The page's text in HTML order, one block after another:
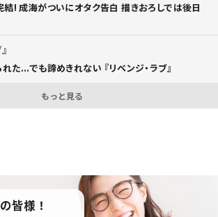
結! 成海がついにオタク告白 描きおろしでは後日
た...でも諦めきれない 『リベンジ・ラブ』
もっと見る
皆様！